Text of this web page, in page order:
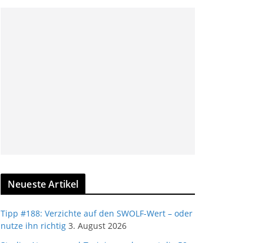
Neueste Artikel
Tipp #188: Verzichte auf den SWOLF-Wert – oder
nutze ihn richtig 3. August 2026